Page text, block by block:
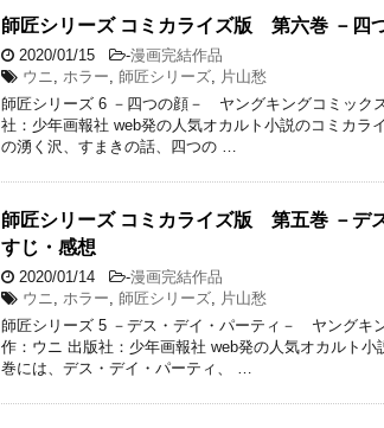
師匠シリーズ コミカライズ版 第六巻 －四
2020/01/15 -漫画完結作品
ウニ, ホラー, 師匠シリーズ, 片山愁
師匠シリーズ 6 －四つの顔－ ヤングキングコミック
社：少年画報社 web発の人気オカルト小説のコミカラ
の湧く沢、すまきの話、四つの …
師匠シリーズ コミカライズ版 第五巻 －デ
すじ・感想
2020/01/14 -漫画完結作品
ウニ, ホラー, 師匠シリーズ, 片山愁
師匠シリーズ 5 －デス・デイ・パーティ－ ヤングキ
作：ウニ 出版社：少年画報社 web発の人気オカルト
巻には、デス・デイ・パーティ、 …